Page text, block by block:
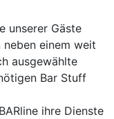
unserer Gäste
einem weit
ausgewählte
Bar Stuff
ihre Dienste